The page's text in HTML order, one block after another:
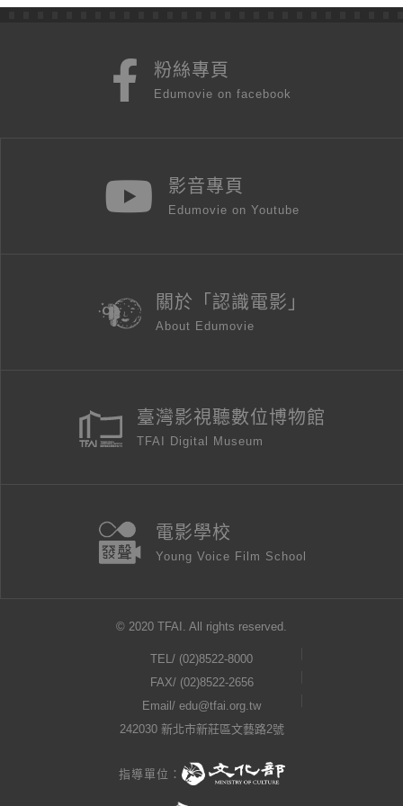
粉絲專頁
Edumovie on facebook
影音專頁
Edumovie on Youtube
關於「認識電影」
About Edumovie
臺灣影視聽數位博物館
TFAI Digital Museum
電影學校
Young Voice Film School
© 2020 TFAI. All rights reserved.
TEL/ (02)8522-8000
FAX/ (02)8522-2656
Email/ edu@tfai.org.tw
242030 新北市新莊區文藝路2號
指導單位：